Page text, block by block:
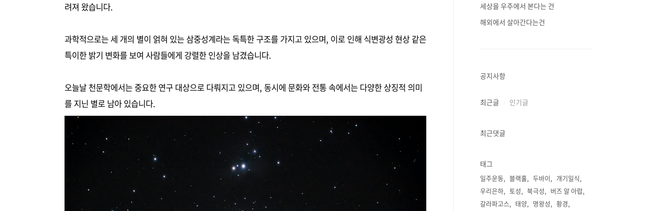
려져 왔습니다.
과학적으로는 세 개의 별이 얽혀 있는 삼중성계라는 독특한 구조를 가지고 있으며, 이로 인해 식변광성 현상 같은
특이한 밝기 변화를 보여 사람들에게 강렬한 인상을 남겼습니다.
오늘날 천문학에서는 중요한 연구 대상으로 다뤄지고 있으며, 동시에 문화와 전통 속에서는 다양한 상징적 의미
를 지닌 별로 남아 있습니다.
세상을 우주에서 본다는 건
해외에서 살아간다는건
공지사항
최근글 인기글
최근댓글
태그
일주운동 블랙홀 두바이
개기일식
우리은하
토성 북극성
버즈 알 아랍
갈라파고스
태양 명왕성
황경